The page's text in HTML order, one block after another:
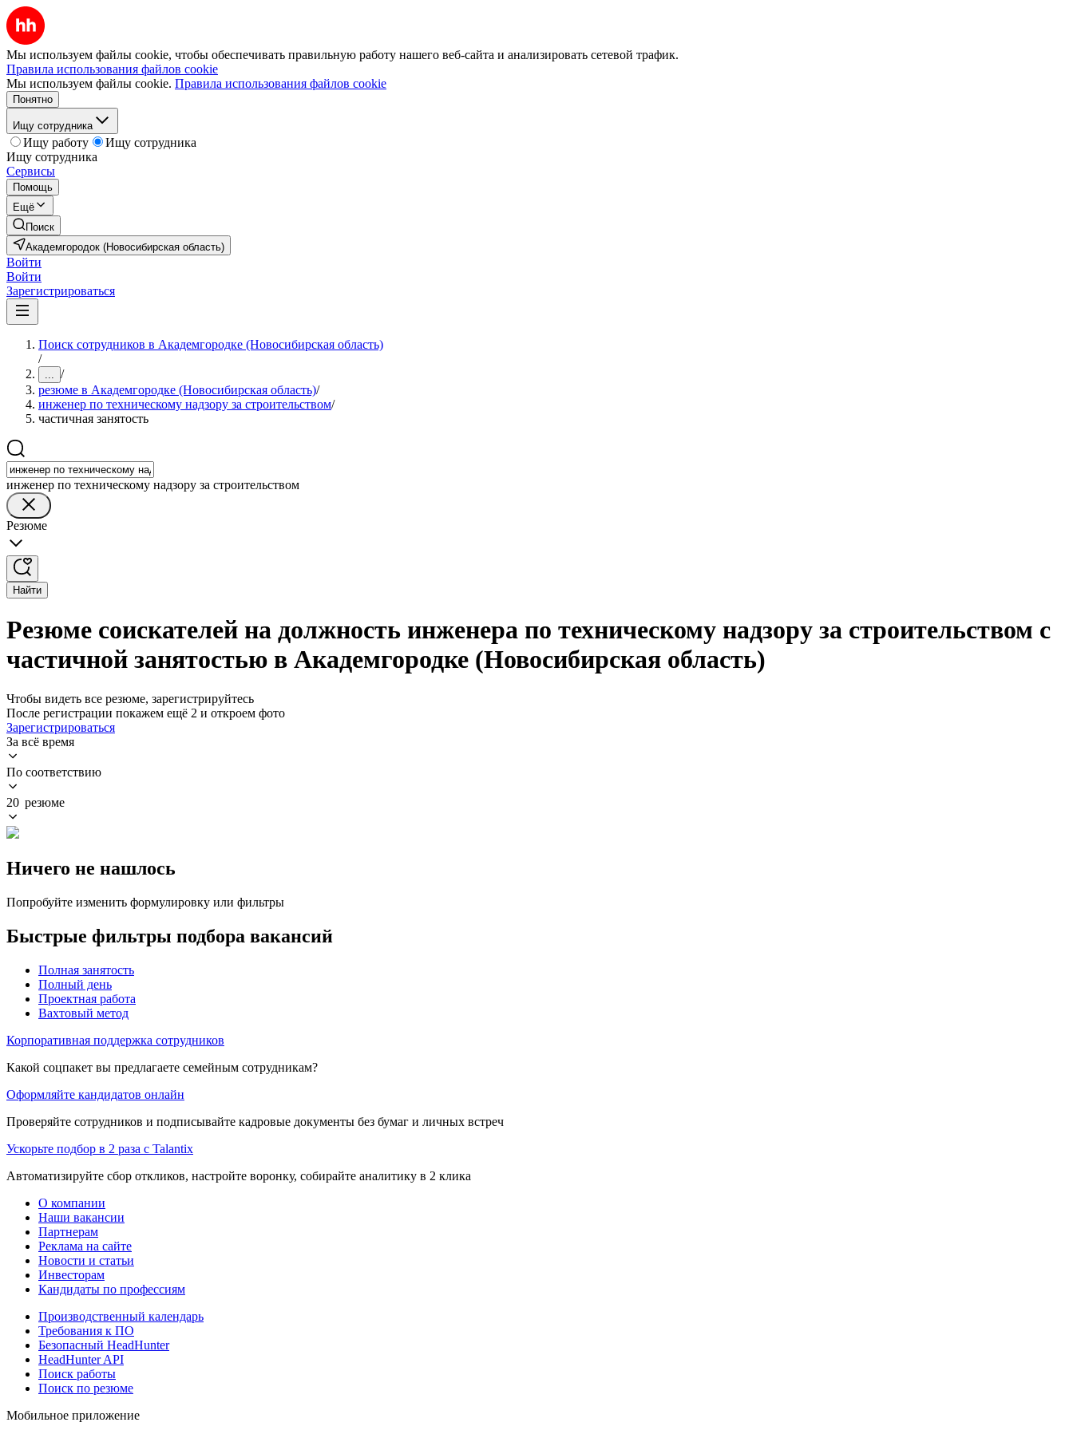
Мы используем файлы cookie, чтобы обеспечивать правильную работу нашего веб-сайта и анализировать сетевой трафик.
Правила использования файлов cookie
Мы используем файлы cookie. Правила использования файлов cookie
Понятно
Ищу сотрудника
Ищу работу
Ищу сотрудника
Ищу сотрудника
Сервисы
Помощь
Ещё
Поиск
Академгородок (Новосибирская область)
Войти
Войти
Зарегистрироваться
Поиск сотрудников в Академгородке (Новосибирская область)
/
... /
резюме в Академгородке (Новосибирская область)/
инженер по техническому надзору за строительством/
частичная занятость
инженер по техническому надзору за строительством
Резюме
Найти
Резюме соискателей на должность инженера по техническому надзору за строительством с
частичной занятостью в Академгородке (Новосибирская область)
Чтобы видеть все резюме, зарегистрируйтесь
После регистрации покажем ещё 2 и откроем фото
Зарегистрироваться
За всё время
По соответствию
20 резюме
Ничего не нашлось
Попробуйте изменить формулировку или фильтры
Быстрые фильтры подбора вакансий
Полная занятость
Полный день
Проектная работа
Вахтовый метод
Корпоративная поддержка сотрудников
Какой соцпакет вы предлагаете семейным сотрудникам?
Оформляйте кандидатов онлайн
Проверяйте сотрудников и подписывайте кадровые документы без бумаг и личных встреч
Ускорьте подбор в 2 раза с Talantix
Автоматизируйте сбор откликов, настройте воронку, собирайте аналитику в 2 клика
О компании
Наши вакансии
Партнерам
Реклама на сайте
Новости и статьи
Инвесторам
Кандидаты по профессиям
Производственный календарь
Требования к ПО
Безопасный HeadHunter
HeadHunter API
Поиск работы
Поиск по резюме
Мобильное приложение